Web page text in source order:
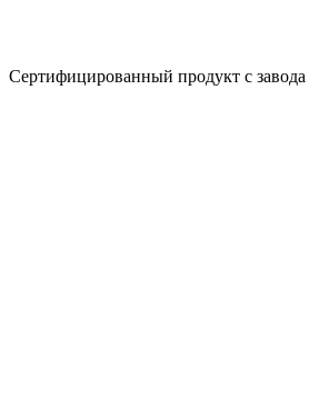
Сертифицированный продукт с завода